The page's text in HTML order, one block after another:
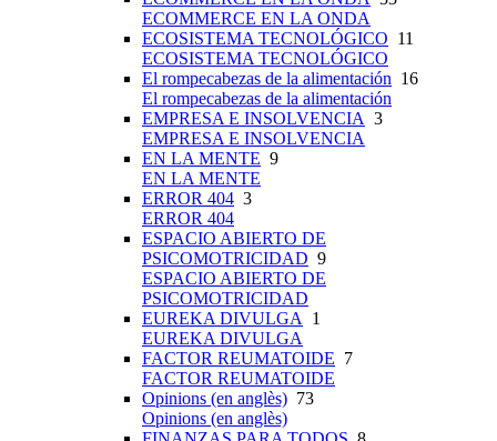
ECOMMERCE EN LA ONDA
ECOSISTEMA TECNOLÓGICO 11
ECOSISTEMA TECNOLÓGICO
El rompecabezas de la alimentación 16
El rompecabezas de la alimentación
EMPRESA E INSOLVENCIA 3
EMPRESA E INSOLVENCIA
EN LA MENTE 9
EN LA MENTE
ERROR 404 3
ERROR 404
ESPACIO ABIERTO DE
PSICOMOTRICIDAD 9
ESPACIO ABIERTO DE
PSICOMOTRICIDAD
EUREKA DIVULGA 1
EUREKA DIVULGA
FACTOR REUMATOIDE 7
FACTOR REUMATOIDE
Opinions (en anglès) 73
Opinions (en anglès)